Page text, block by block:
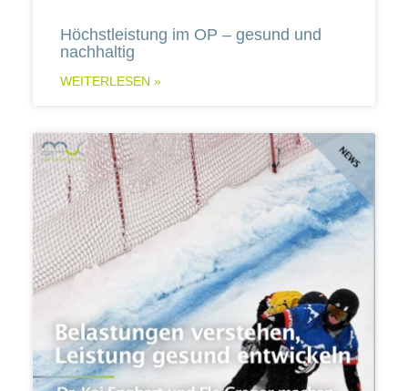
Höchstleistung im OP – gesund und
nachhaltig
WEITERLESEN »